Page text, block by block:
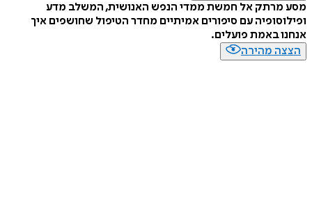
מסע מרתק אל חמשת ממדי הנפש האנושית, המשלב מדע
ופילוסופיה עם סיפורים אמיתיים מחדר הטיפול שחושפים איך
אנחנו באמת פועלים.
הצצה מהירה